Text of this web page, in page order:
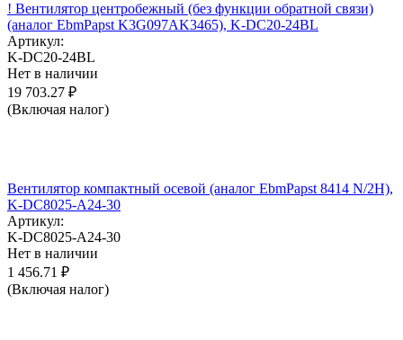
! Вентилятор центробежный (без функции обратной связи)
(аналог EbmPapst K3G097AK3465), K-DC20-24BL
Артикул:
K-DC20-24BL
Нет в наличии
19 703.27 ₽
(Включая налог)
Вентилятор компактный осевой (аналог EbmPapst 8414 N/2H),
K-DC8025-A24-30
Артикул:
K-DC8025-A24-30
Нет в наличии
1 456.71 ₽
(Включая налог)